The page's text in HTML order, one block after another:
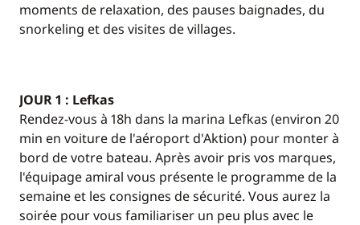
moments de relaxation, des pauses baignades, du
snorkeling et des visites de villages.
JOUR 1 : Lefkas
Rendez-vous à 18h dans la marina Lefkas (environ 20
min en voiture de l'aéroport d'Aktion) pour monter à
bord de votre bateau. Après avoir pris vos marques,
l'équipage amiral vous présente le programme de la
semaine et les consignes de sécurité. Vous aurez la
soirée pour vous familiariser un peu plus avec le